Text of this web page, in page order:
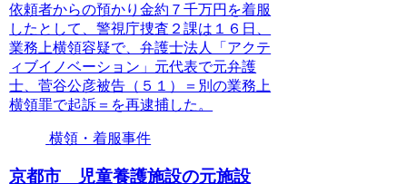
依頼者からの預かり金約７千万円を着服
したとして、警視庁捜査２課は１６日、
業務上横領容疑で、弁護士法人「アクテ
ィブイノベーション」元代表で元弁護
士、菅谷公彦被告（５１）＝別の業務上
横領罪で起訴＝を再逮捕した。
横領・着服事件
京都市 児童養護施設の元施設